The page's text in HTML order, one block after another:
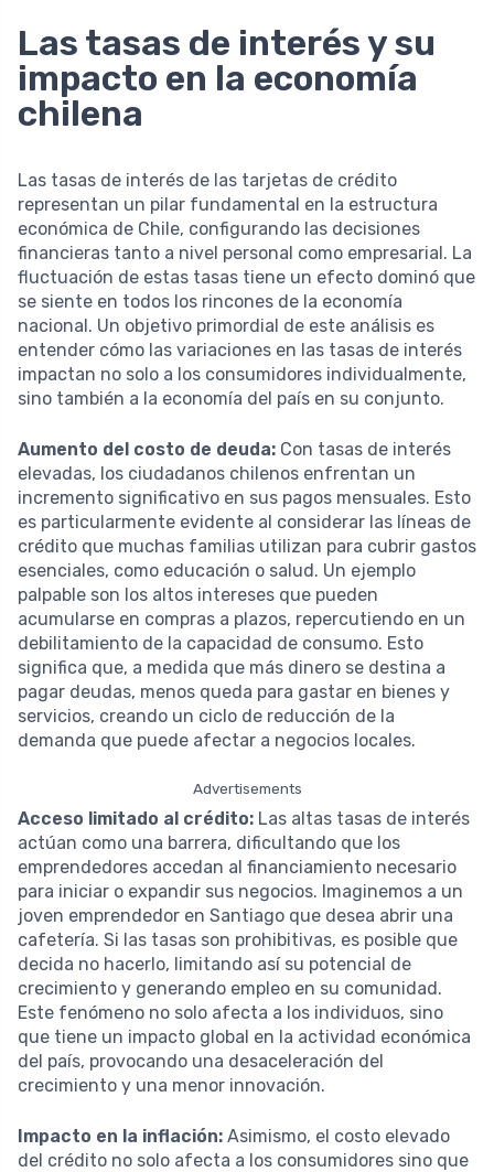
Las tasas de interés y su
impacto en la economía
chilena
Las tasas de interés de las tarjetas de crédito
representan un pilar fundamental en la estructura
económica de Chile, configurando las decisiones
financieras tanto a nivel personal como empresarial. La
fluctuación de estas tasas tiene un efecto dominó que
se siente en todos los rincones de la economía
nacional. Un objetivo primordial de este análisis es
entender cómo las variaciones en las tasas de interés
impactan no solo a los consumidores individualmente,
sino también a la economía del país en su conjunto.
Aumento del costo de deuda: Con tasas de interés
elevadas, los ciudadanos chilenos enfrentan un
incremento significativo en sus pagos mensuales. Esto
es particularmente evidente al considerar las líneas de
crédito que muchas familias utilizan para cubrir gastos
esenciales, como educación o salud. Un ejemplo
palpable son los altos intereses que pueden
acumularse en compras a plazos, repercutiendo en un
debilitamiento de la capacidad de consumo. Esto
significa que, a medida que más dinero se destina a
pagar deudas, menos queda para gastar en bienes y
servicios, creando un ciclo de reducción de la
demanda que puede afectar a negocios locales.
Advertisements
Acceso limitado al crédito: Las altas tasas de interés
actúan como una barrera, dificultando que los
emprendedores accedan al financiamiento necesario
para iniciar o expandir sus negocios. Imaginemos a un
joven emprendedor en Santiago que desea abrir una
cafetería. Si las tasas son prohibitivas, es posible que
decida no hacerlo, limitando así su potencial de
crecimiento y generando empleo en su comunidad.
Este fenómeno no solo afecta a los individuos, sino
que tiene un impacto global en la actividad económica
del país, provocando una desaceleración del
crecimiento y una menor innovación.
Impacto en la inflación: Asimismo, el costo elevado
del crédito no solo afecta a los consumidores sino que